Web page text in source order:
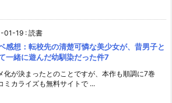
01-19 : 読書
感想：転校先の清楚可憐な美少女が、昔男子と
一緒に遊んだ幼馴染だった件7
化が決まったとのことですが、本作も順調に7巻
ミカライズも無料サイトで ...